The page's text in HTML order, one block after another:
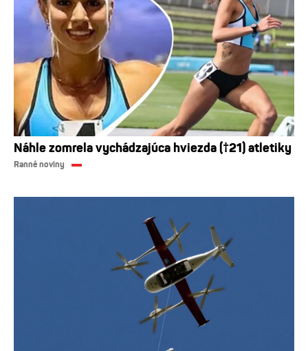
Náhle zomrela vychádzajúca hviezda (†21) atletiky
Ranné noviny